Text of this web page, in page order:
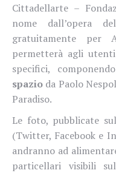
Cittadellarte –
nome dall’opera
gratuitamente per
permetterà agli
specifici,
spazio da Paolo
Paradiso.
Le foto, pubblicate
(Twitter, Facebook e
andranno ad
particellari visibili